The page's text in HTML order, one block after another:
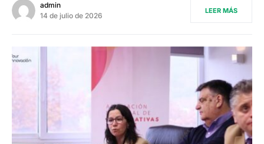
admin
14 de julio de 2026
LEER MÁS